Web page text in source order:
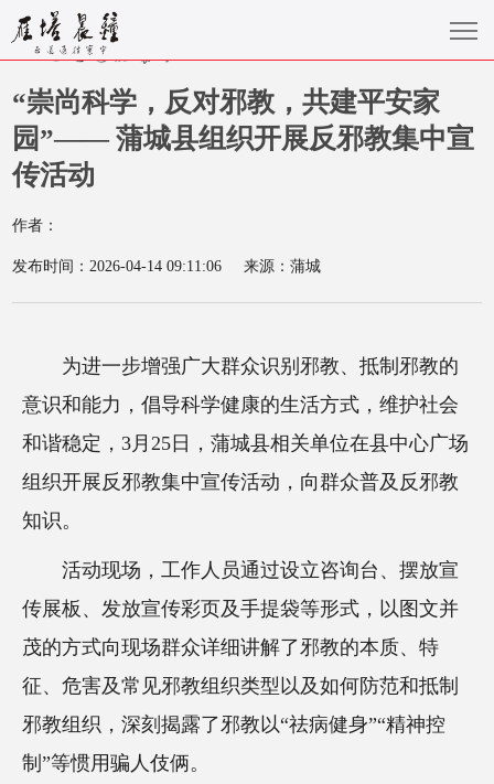
“崇尚科学，反对邪教，共建平安家
园”—— 蒲城县组织开展反邪教集中宣
传活动
作者：
发布时间：2026-04-14 09:11:06 来源：蒲城
为进一步增强广大群众识别邪教、抵制邪教的
意识和能力，倡导科学健康的生活方式，维护社会
和谐稳定，3月25日，蒲城县相关单位在县中心广场
组织开展反邪教集中宣传活动，向群众普及反邪教
知识。
活动现场，工作人员通过设立咨询台、摆放宣
传展板、发放宣传彩页及手提袋等形式，以图文并
茂的方式向现场群众详细讲解了邪教的本质、特
征、危害及常见邪教组织类型以及如何防范和抵制
邪教组织，深刻揭露了邪教以“祛病健身”“精神控
制”等惯用骗人伎俩。